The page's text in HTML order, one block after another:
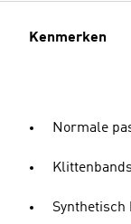
Kenmerken
Normale
Synthetisch